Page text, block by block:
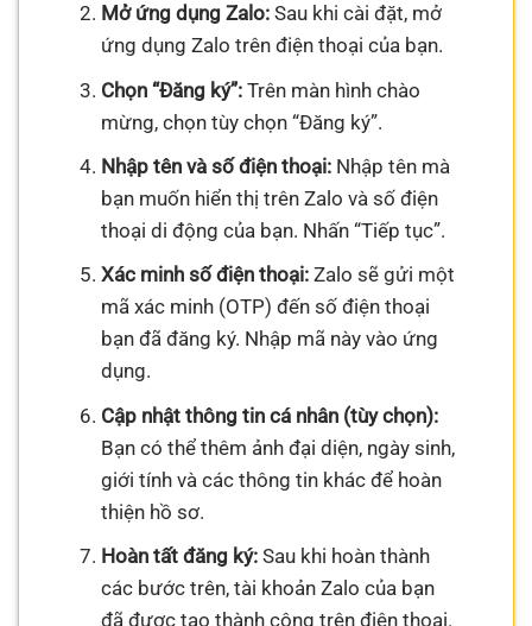
Mở ứng dụng Zalo:Sau khi cài đặt, mở
ứng dụng Zalo trên điện thoại của bạn.
Chọn “Đăng ký”:Trên màn hình chào
mừng, chọn tùy chọn “Đăng ký”.
Nhập tên và số điện thoại:Nhập tên mà
bạn muốn hiển thị trên Zalo và số điện
thoại di động của bạn. Nhấn “Tiếp tục”.
Xác minh số điện thoại:Zalo sẽ gửi một
mã xác minh (OTP) đến số điện thoại
bạn đã đăng ký. Nhập mã này vào ứng
dụng.
Cập nhật thông tin cá nhân (tùy chọn):
Bạn có thể thêm ảnh đại diện, ngày sinh,
giới tính và các thông tin khác để hoàn
thiện hồ sơ.
Hoàn tất đăng ký:Sau khi hoàn thành
các bước trên, tài khoản Zalo của bạn
đã được tạo thành công trên điện thoại.